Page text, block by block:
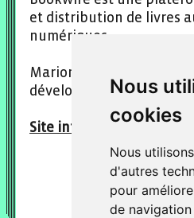
Nous
cookies
Nous
d'autres
pour
de
et distribution de livres
numériques.
Marion Létoublon est
développement audio
Site internet : https://